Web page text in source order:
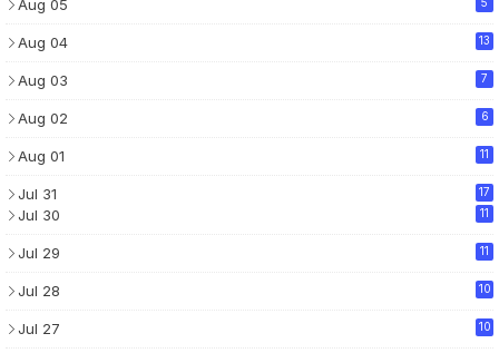
Aug 05
Aug 04 13
Aug 03 7
Aug 02 6
Aug 01 11
Jul 31 17
Jul 30 11
Jul 29 11
Jul 28 10
Jul 27 10